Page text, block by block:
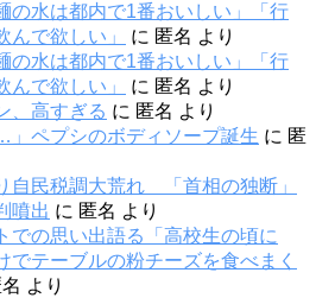
の水は都内で1番おいしい」「行
んで欲しい」
に 匿名 より
の水は都内で1番おいしい」「行
んで欲しい」
に 匿名 より
、高すぎる に 匿名 より
」ペプシのボディソープ誕生 に 匿
自民税調大荒れ 「首相の独断」
噴出 に 匿名 より
の思い出語る「高校生の頃に
でテーブルの粉チーズを食べまく
より